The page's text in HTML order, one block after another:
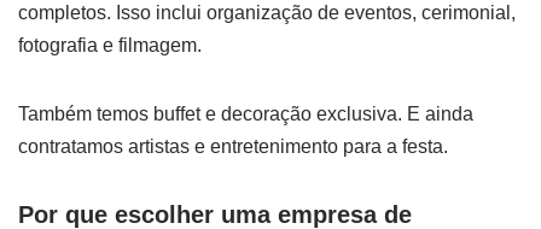
completos. Isso inclui organização de eventos, cerimonial,
fotografia e filmagem.
Também temos buffet e decoração exclusiva. E ainda
contratamos artistas e entretenimento para a festa.
Por que escolher uma empresa de